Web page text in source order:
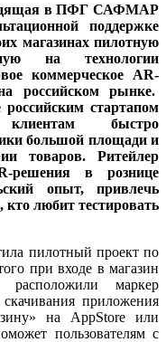
в ПФГ САФМАР
поддержке
магазинах пилотную
на технологии
коммерческое AR-
российском рынке.
стартапом
клиентам быстро
большой площади и
товаров. Ритейлер
решения в рознице
опыт, привлечь
любит тестировать
пилотный проект по
при входе в магазин
маркер
приложения
на AppStore или
пользователям с